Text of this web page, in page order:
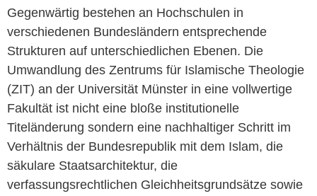
Gegenwärtig bestehen an Hochschulen in
verschiedenen Bundesländern entsprechende
Strukturen auf unterschiedlichen Ebenen. Die
Umwandlung des Zentrums für Islamische Theologie
(ZIT) an der Universität Münster in eine vollwertige
Fakultät ist nicht eine bloße institutionelle
Titeländerung sondern eine nachhaltiger Schritt im
Verhältnis der Bundesrepublik mit dem Islam, die
säkulare Staatsarchitektur, die
verfassungsrechtlichen Gleichheitsgrundsätze sowie